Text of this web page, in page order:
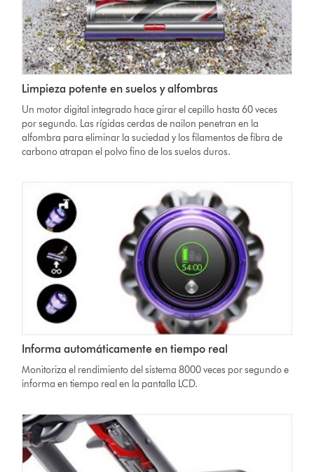
Limpieza potente en suelos y alfombras
Un motor digital integrado hace girar el cepillo hasta 60 veces
por segundo. Las rígidas cerdas de nailon penetran en la
alfombra para eliminar la suciedad y los filamentos de fibra de
carbono atrapan el polvo fino de los suelos duros.
Informa automáticamente en tiempo real
Monitoriza el rendimiento del sistema 8000 veces por segundo e
informa en tiempo real en la pantalla LCD.